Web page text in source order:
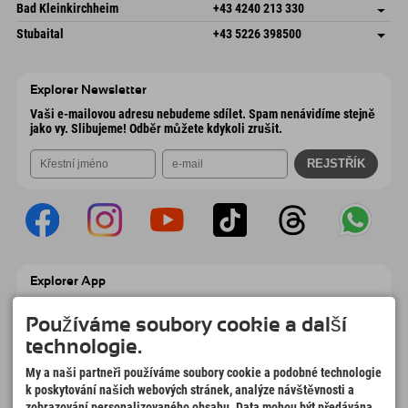
Rakousko
Objednat
Gscheat 14
Rakousko
Uložit adresu
Objednat
Bad Kleinkirchheim +43 4240 213 330
Dorfstraße 24
9546 Bad Kleinkirchheim
Uložit adresu
Informace o příjezdu
Stubaital +43 5226 398500
Explorer Newsletter
Vaši e-mailovou adresu nebudeme sdílet. Spam nenávidíme stejně
jako vy. Slibujeme! Odběr můžete kdykoli zrušit.
Explorer App
Explorer To Go s přehledem rezervací,
seznamem míst, která chcete navštívit,
přehledem restaurací a mnoha dalšími
Používáme soubory cookie a další
technologie.
My a naši partneři používáme soubory cookie a podobné technologie
k poskytování našich webových stránek, analýze návštěvnosti a